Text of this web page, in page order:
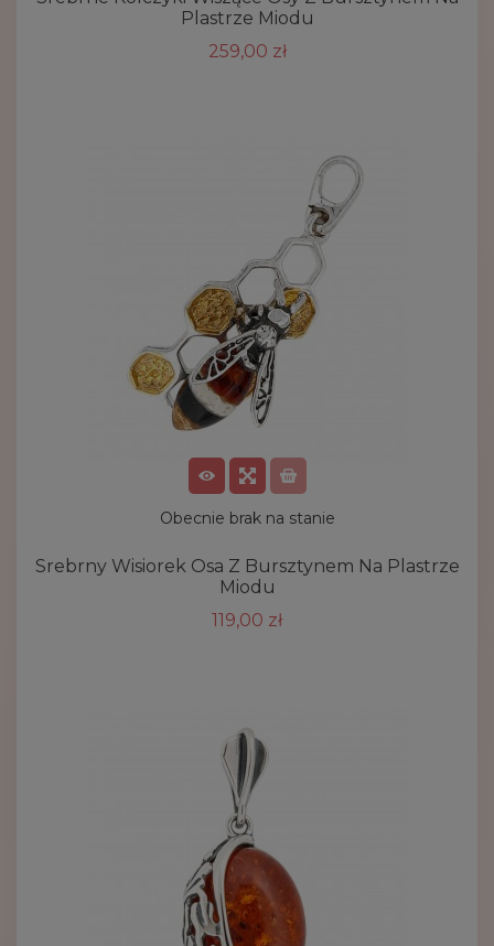
Plastrze Miodu
259,00 zł
Obecnie brak na stanie
Srebrny Wisiorek Osa Z Bursztynem Na Plastrze
Miodu
119,00 zł